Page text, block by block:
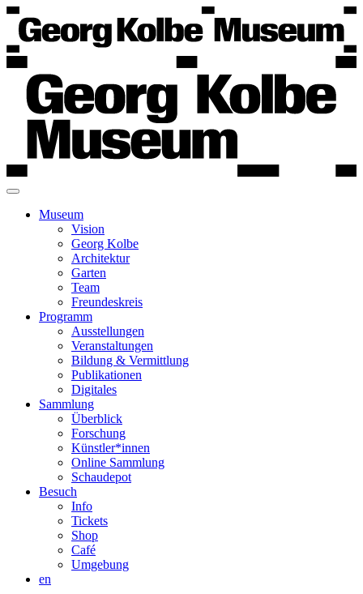
Museum
Vision
Georg Kolbe
Architektur
Garten
Team
Freundeskreis
Programm
Ausstellungen
Veranstaltungen
Bildung & Vermittlung
Publikationen
Digitales
Sammlung
Überblick
Forschung
Künstler*innen
Online Sammlung
Schaudepot
Besuch
Info
Tickets
Shop
Café
Umgebung
en